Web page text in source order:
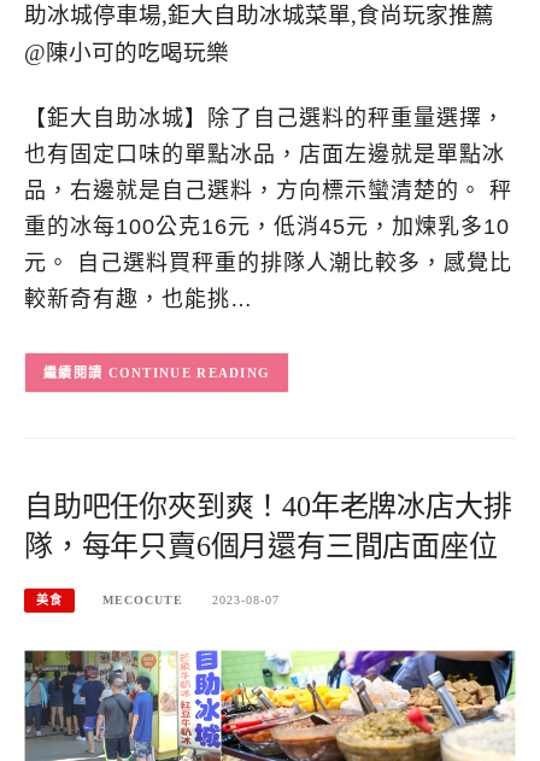
【鉅大自助冰城】除了自己選料的秤重量選擇，
也有固定口味的單點冰品，店面左邊就是單點冰
品，右邊就是自己選料，方向標示蠻清楚的。 秤
重的冰每100公克16元，低消45元，加煉乳多10
元。 自己選料買秤重的排隊人潮比較多，感覺比
較新奇有趣，也能挑…
CONTINUE READING
自助吧任你夾到爽！40年老牌冰店大排
隊，每年只賣6個月還有三間店面座位
美食 MECOCUTE 2023-08-07